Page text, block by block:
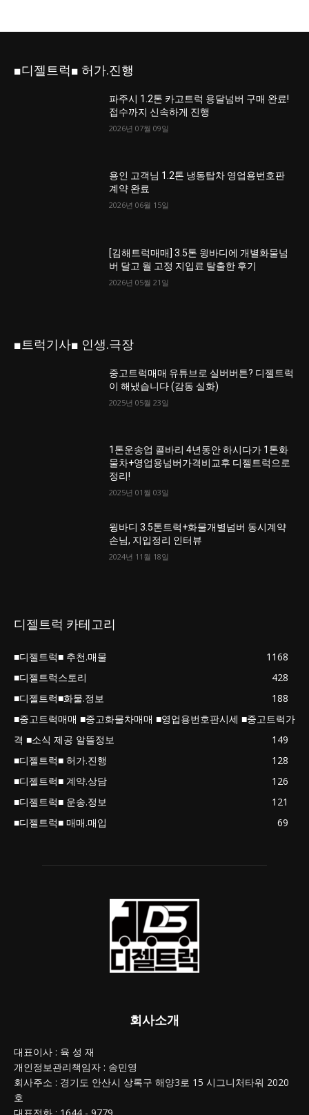
■디젤트럭■ 허가.진행
파주시 1.2톤 카고트럭 용달넘버 구매 완료!
접수까지 신속하게 진행
2026년 07월 09일
용인 고객님 1.2톤 냉동탑차 영업용번호판
계약 완료
2026년 06월 15일
[김해트럭매매] 3.5톤 윙바디에 개별화물넘
버 달고 월 고정 지입료 탈출한 후기
2026년 05월 21일
■트럭기사■ 인생.극장
중고트럭매매 유튜브로 실버버튼? 디젤트럭
이 해냈습니다 (감동 실화)
2025년 05월 23일
1톤운송업 콜바리 4년동안 하시다가 1톤화
물차+영업용넘버가격비교후 디젤트럭으로
정리!
2025년 01월 03일
윙바디 3.5톤트럭+화물개별넘버 동시계약
손님, 지입정리 인터뷰
2024년 11월 18일
디젤트럭 카테고리
■디젤트럭■ 추천.매물
1168
■디젤트럭스토리
428
■디젤트럭■화물.정보
188
■중고트럭매매 ■중고화물차매매 ■영업용번호판시세 ■중고트럭가
격 ■소식 제공 알뜰정보
149
■디젤트럭■ 허가.진행
128
■디젤트럭■ 계약.상담
126
■디젤트럭■ 운송.정보
121
■디젤트럭■ 매매.매입
69
회사소개
대표이사 : 육 성 재
개인정보관리책임자 : 송민영
회사주소 : 경기도 안산시 상록구 해양3로 15 시그니처타워 2020
호